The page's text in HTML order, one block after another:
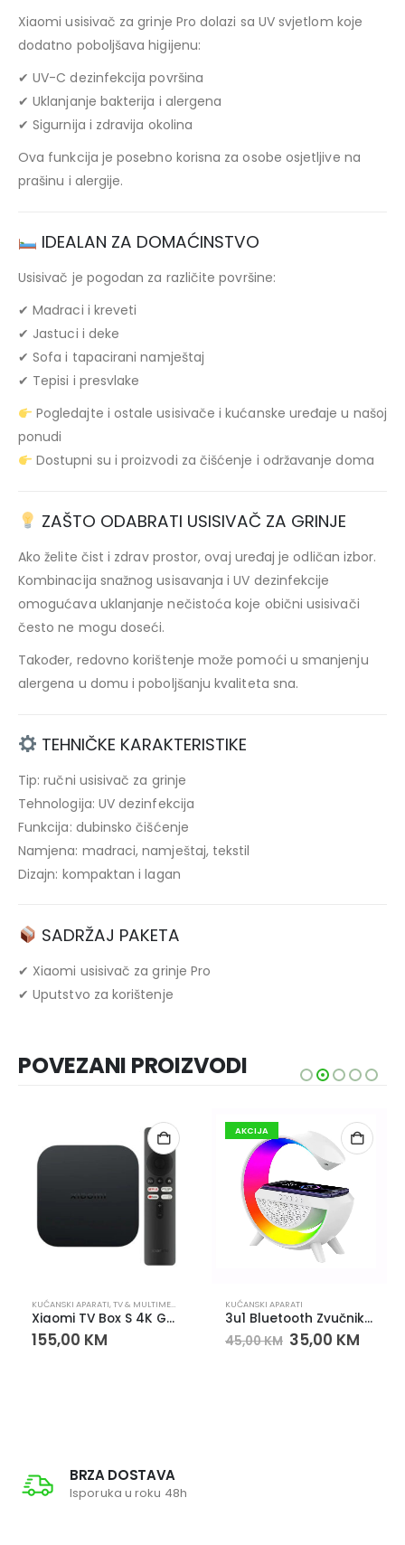
Xiaomi usisivač za grinje Pro dolazi sa UV svjetlom koje
dodatno poboljšava higijenu:
✔ UV-C dezinfekcija površina
✔ Uklanjanje bakterija i alergena
✔ Sigurnija i zdravija okolina
Ova funkcija je posebno korisna za osobe osjetljive na
prašinu i alergije.
IDEALAN ZA DOMAĆINSTVO
Usisivač je pogodan za različite površine:
✔ Madraci i kreveti
✔ Jastuci i deke
✔ Sofa i tapacirani namještaj
✔ Tepisi i presvlake
Pogledajte i ostale usisivače i kućanske uređaje u našoj
ponudi
Dostupni su i proizvodi za čišćenje i održavanje doma
ZAŠTO ODABRATI USISIVAČ ZA GRINJE
Ako želite čist i zdrav prostor, ovaj uređaj je odličan izbor.
Kombinacija snažnog usisavanja i UV dezinfekcije
omogućava uklanjanje nečistoća koje obični usisivači
često ne mogu doseći.
Također, redovno korištenje može pomoći u smanjenju
alergena u domu i poboljšanju kvaliteta sna.
TEHNIČKE KARAKTERISTIKE
Tip: ručni usisivač za grinje
Tehnologija: UV dezinfekcija
Funkcija: dubinsko čišćenje
Namjena: madraci, namještaj, tekstil
Dizajn: kompaktan i lagan
SADRŽAJ PAKETA
✔ Xiaomi usisivač za grinje Pro
✔ Uputstvo za korištenje
POVEZANI PROIZVODI
KUĆANSKI APARATI,TV & MULTIMEDIJA TV BOX I TV STICK
Xiaomi TV Box S 4K Google TV media player
155,00 KM
AKCIJA
KUĆANSKI APARATI
3u1 Bluetooth Zvučnik, LED Lampa i Bežični Punjač
45,00KM 35,00 KM
BRZA DOSTAVA
Isporuka u roku 48h